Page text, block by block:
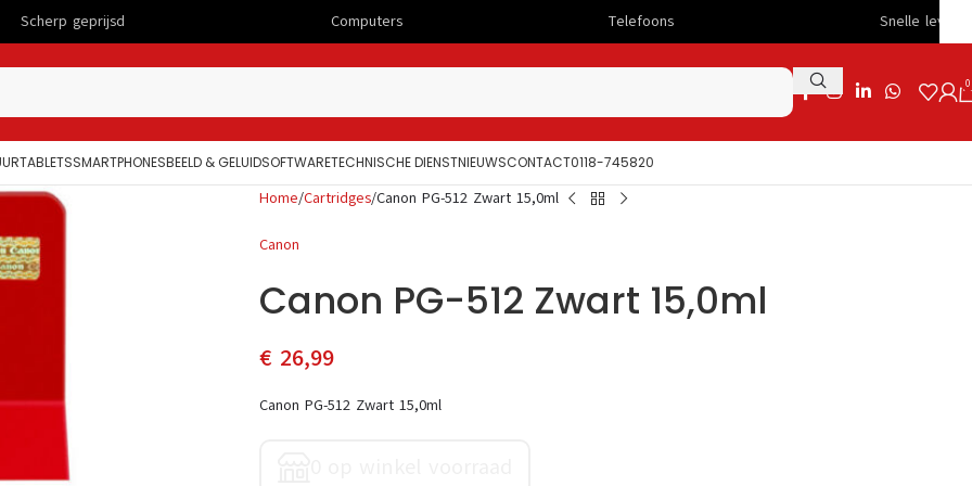
0
TABLETSSMARTPHONESBEELD & GELUIDSOFTWARETECHNISCHE DIENSTNIEUWSCONTACT0118-745820
Home Cartridges Canon PG-512 Zwart 15,0ml
Canon
Canon PG-512 Zwart 15,0ml
€ 26,99
Canon PG-512 Zwart 15,0ml
Snelle levering